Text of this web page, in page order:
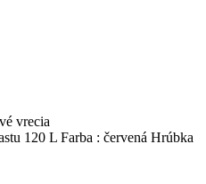
vrecia
120 L Farba : červená Hrúbka